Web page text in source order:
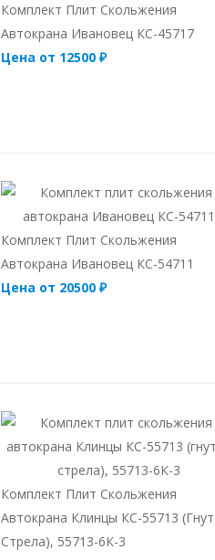
Комплект Плит Скольжения
Автокрана Ивановец КС-45717
Цена от 12500 ₽
Комплект Плит Скольжения
Автокрана Ивановец КС-54711
Цена от 20500 ₽
Комплект Плит Скольжения
Автокрана Клинцы КС-55713
Стрела), 55713-6К-3